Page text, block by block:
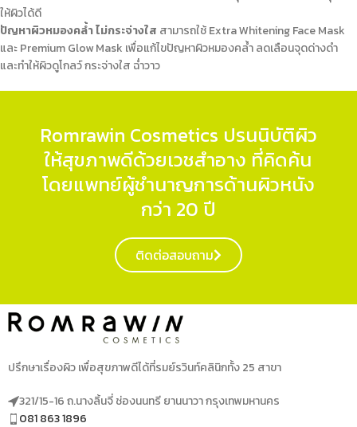
ให้ผิวได้ดี
ปัญหาผิวหมองคล้ำ ไม่กระจ่างใส สามารถใช้ Extra Whitening Face Mask
และ Premium Glow Mask เพื่อแก้ไขปัญหาผิวหมองคล้ำ ลดเลือนจุดด่างดำ
และทำให้ผิวดูโกลว์ กระจ่างใส ฉ่ำวาว
Romrawin Cosmetics ปรนนิบัติผิว
ให้สุขภาพดีด้วยเวชสำอาง ที่คิดค้น
โดยแพทย์ผู้ชำนาญการด้านผิวหนัง
กว่า 20 ปี
ติดต่อสอบถาม
ปรึกษาเรื่องผิว เพื่อสุขภาพดีได้ที่รมย์รวินท์คลินิกทั้ง 25 สาขา
321/15-16 ถ.นางลิ้นจี่ ช่องนนทรี ยานนาวา กรุงเทพมหานคร
081 863 1896